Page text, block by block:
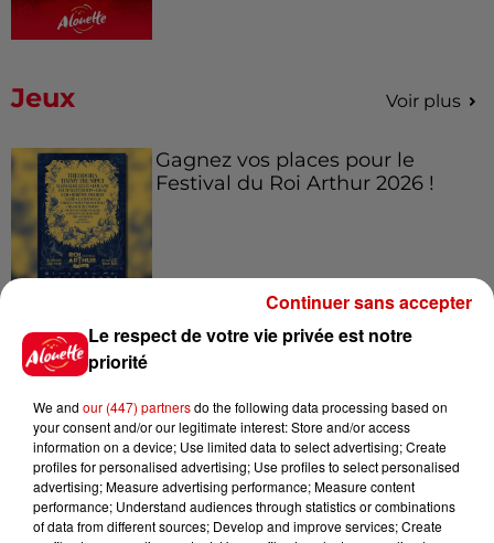
Jeux Voir plus
Gagnez vos places pour le
Festival du Roi Arthur 2026 !
Gagnez vos entrées pour le
Musée du Sport Automobile au
Alouette vous invite à
Futuroscope Xperiences !
Le respect de votre vie privée est notre
priorité
We and our (447) partnersdo the following data processing based on
your consent and/or our legitimate interest: Store and/or access
information on a device; Use limited data to select advertising; Create
profiles for personalised advertising; Use profiles to select personalised
advertising; Measure advertising performance; Measure content
performance; Understand audiences through statistics or combinations
of data from different sources; Develop and improve services; Create
Continuer sans accepter